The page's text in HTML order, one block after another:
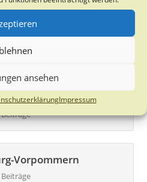
ansehen
Impressum
Beitrag
Vorpommern